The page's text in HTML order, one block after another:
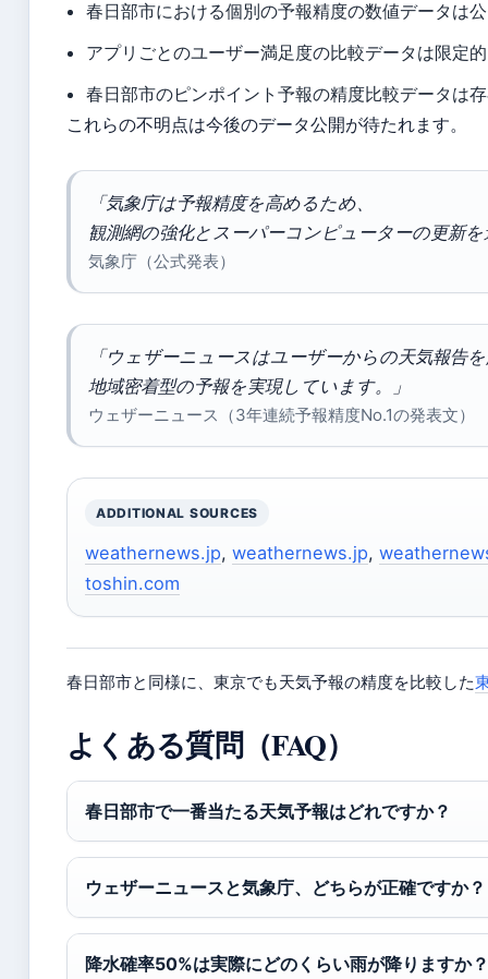
春日部市における個別の予報精度の数値データは
アプリごとのユーザー満足度の比較データは限定的
春日部市のピンポイント予報の精度比較データは
これらの不明点は今後のデータ公開が待たれます。
「気象庁は予報精度を高めるため、
観測網の強化とスーパーコンピューターの更新
気象庁（公式発表）
「ウェザーニュースはユーザーからの天気報告
地域密着型の予報を実現しています。」
ウェザーニュース（3年連続予報精度No.1の発表文）
ADDITIONAL SOURCES
weathernews.jp, weathernews.jp,
toshin.com
春日部市と同様に、東京でも天気予報の精度を比較した
よくある質問（FAQ）
春日部市で一番当たる天気予報はどれですか？
ウェザーニュースと気象庁、どちらが正確ですか？
降水確率50%は実際にどのくらい雨が降りますか？